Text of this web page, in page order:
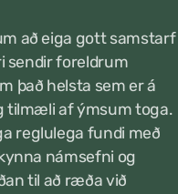
að eiga gott samstarf
sendir foreldrum
það helsta sem er á
tilmæli af ýmsum toga.
reglulega fundi með
námsefni og
til að ræða við